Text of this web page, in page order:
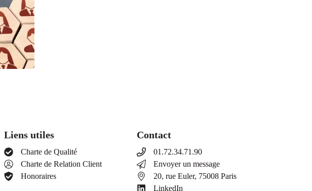
Liens utiles
Charte de Qualité
Charte de Relation Client
Honoraires
Contact
01.72.34.71.90
Envoyer un message
20, rue Euler, 75008 Paris
LinkedIn